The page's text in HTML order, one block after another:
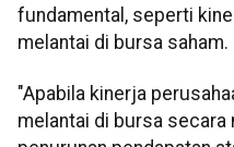
fundamental, seperti
melantai di bursa saham.
"Apabila kinerja
melantai di bursa secara